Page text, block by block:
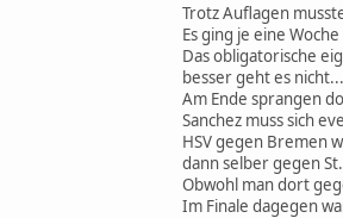
Trotz Auflagen
Es ging je eine
Das obligatorische
besser geht es nicht...
Am Ende sprangen
Sanchez muss sich
HSV gegen Bremen
dann selber gegen
Obwohl man dort
Im Finale dagegen